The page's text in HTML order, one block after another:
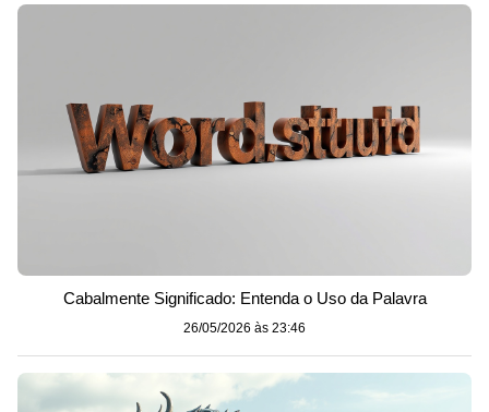
Cabalmente Significado: Entenda o Uso da Palavra
26/05/2026 às 23:46